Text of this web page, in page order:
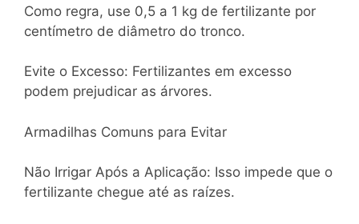
Como regra, use 0,5 a 1 kg de fertilizante por
centímetro de diâmetro do tronco.
Evite o Excesso: Fertilizantes em excesso
podem prejudicar as árvores.
Armadilhas Comuns para Evitar
Não Irrigar Após a Aplicação: Isso impede que o
fertilizante chegue até as raízes.